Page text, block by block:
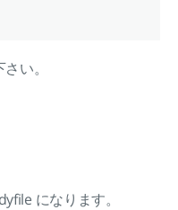
い。
になります。